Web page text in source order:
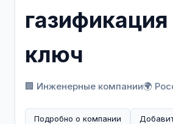
ключ
🏢 Инженерные компании🌍
Подробно о компании